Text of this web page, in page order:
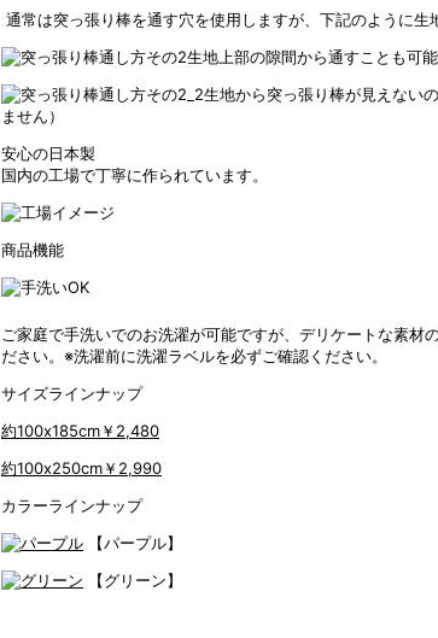
通常は突っ張り棒を通す穴を使用しますが、下記のように
生地上部の隙間から通すことも可能
生地から突っ張り棒が見えない
ません）
安心の日本製
国内の工場で丁寧に作られています。
商品機能
ご家庭で手洗いでのお洗濯が可能ですが、デリケートな素材
ださい。※洗濯前に洗濯ラベルを必ずご確認ください。
サイズラインナップ
約100x185cm￥2,480
約100x250cm￥2,990
カラーラインナップ
【パープル】
【グリーン】